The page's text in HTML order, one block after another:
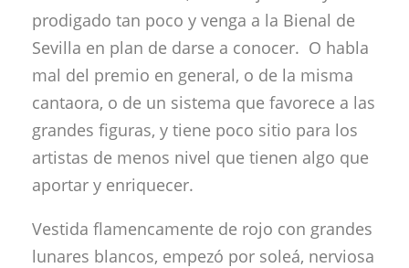
prodigado tan poco y venga a la Bienal de
Sevilla en plan de darse a conocer. O habla
mal del premio en general, o de la misma
cantaora, o de un sistema que favorece a las
grandes figuras, y tiene poco sitio para los
artistas de menos nivel que tienen algo que
aportar y enriquecer.
Vestida flamencamente de rojo con grandes
lunares blancos, empezó por soleá, nerviosa